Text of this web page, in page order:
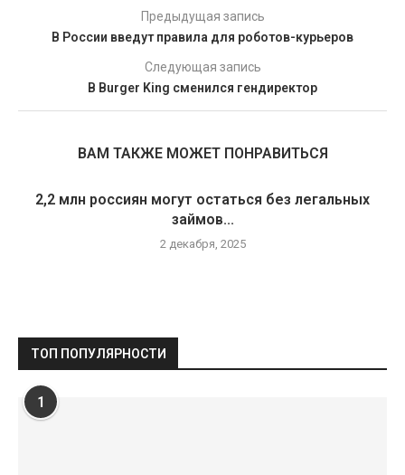
Предыдущая запись
В России введут правила для роботов-курьеров
Следующая запись
В Burger King сменился гендиректор
ВАМ ТАКЖЕ МОЖЕТ ПОНРАВИТЬСЯ
2,2 млн россиян могут остаться без легальных
займов...
2 декабря, 2025
ТОП ПОПУЛЯРНОСТИ
1